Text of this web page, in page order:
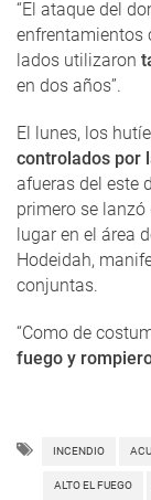
“El ataque del
enfrentamientos
lados utilizaron
en dos años”.
El lunes, los
controlados por
afueras del este
primero se
lugar en el área
Hodeidah,
conjuntas.
“Como de
fuego y
INCENDIO
ALTO EL FUEGO